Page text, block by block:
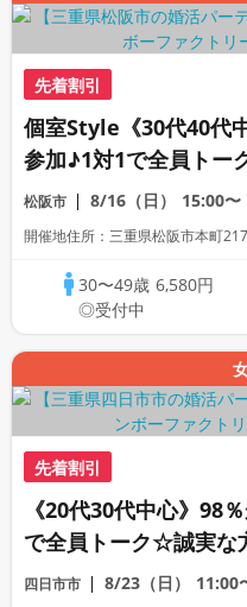
先着割引
個室Style《30代40代
参加♪1対1で全員トー
活パーティー
松阪市 8/16（日） 15:00〜
開催地住所：三重県松阪市本町
30〜49歳 6,580円
◎受付中
先着割引
《20代30代中心》98
で全員トーク☆誠実な
ー
四日市市 8/23（日） 11:00